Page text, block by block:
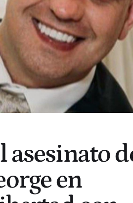
asesinato
en